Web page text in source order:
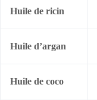
Huile de ricin
Huile d’argan
Huile de coco